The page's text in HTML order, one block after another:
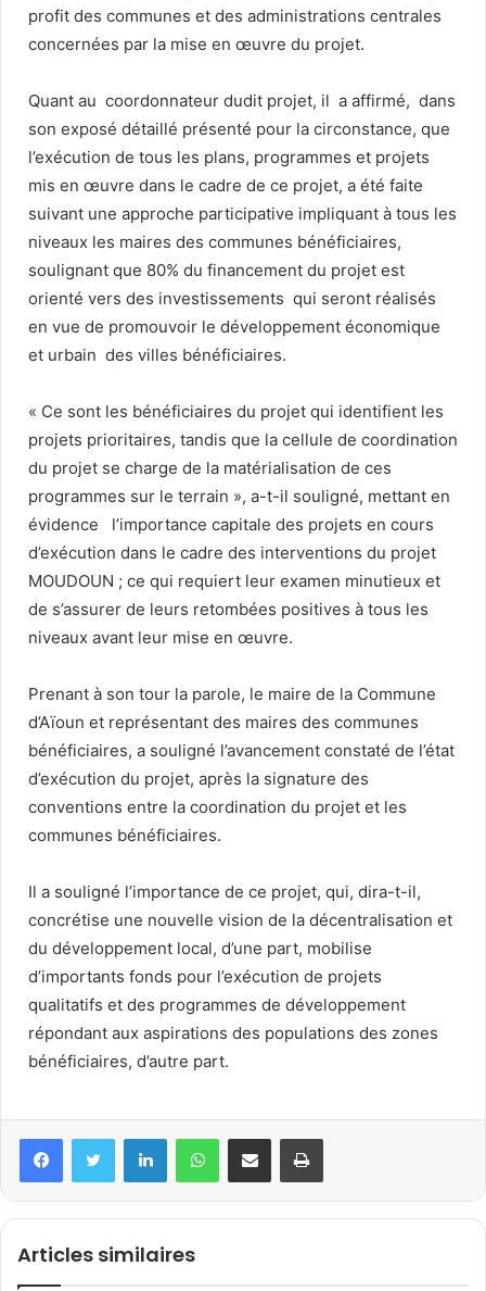
profit des communes et des administrations centrales
concernées par la mise en œuvre du projet.
Quant au coordonnateur dudit projet, il a affirmé, dans
son exposé détaillé présenté pour la circonstance, que
l’exécution de tous les plans, programmes et projets
mis en œuvre dans le cadre de ce projet, a été faite
suivant une approche participative impliquant à tous les
niveaux les maires des communes bénéficiaires,
soulignant que 80% du financement du projet est
orienté vers des investissements qui seront réalisés
en vue de promouvoir le développement économique
et urbain des villes bénéficiaires.
« Ce sont les bénéficiaires du projet qui identifient les
projets prioritaires, tandis que la cellule de coordination
du projet se charge de la matérialisation de ces
programmes sur le terrain », a-t-il souligné, mettant en
évidence l’importance capitale des projets en cours
d’exécution dans le cadre des interventions du projet
MOUDOUN ; ce qui requiert leur examen minutieux et
de s’assurer de leurs retombées positives à tous les
niveaux avant leur mise en œuvre.
Prenant à son tour la parole, le maire de la Commune
d’Aïoun et représentant des maires des communes
bénéficiaires, a souligné l’avancement constaté de l’état
d’exécution du projet, après la signature des
conventions entre la coordination du projet et les
communes bénéficiaires.
Il a souligné l’importance de ce projet, qui, dira-t-il,
concrétise une nouvelle vision de la décentralisation et
du développement local, d’une part, mobilise
d’importants fonds pour l’exécution de projets
qualitatifs et des programmes de développement
répondant aux aspirations des populations des zones
bénéficiaires, d’autre part.
Articles similaires